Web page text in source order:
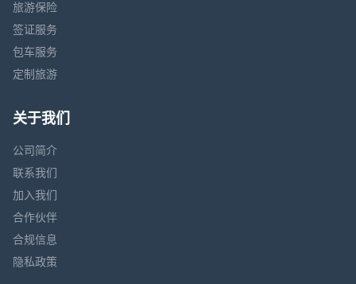
旅游保险
签证服务
包车服务
定制旅游
关于我们
公司简介
联系我们
加入我们
合作伙伴
合规信息
隐私政策